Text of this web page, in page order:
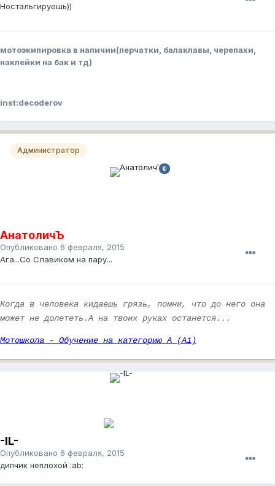
Ностальгируешь))
мотоэкипировка в наличии(перчатки, балаклавы, черепахи,
наклейки на бак и тд)
inst:decoderov
Администратор
АнатоличЪ
Опубликовано 6 февраля, 2015
Ага...Со Славиком на пару...
Когда в человека кидаешь грязь, помни, что до него она
может не долететь.А на твоих руках останется...
Мотошкола - Обучение на категорию А (А1)
-IL-
Опубликовано 6 февраля, 2015
дипчик неплохой :ab: